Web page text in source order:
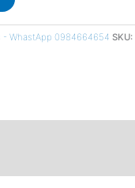
- WhastApp 0984664654 SKU: